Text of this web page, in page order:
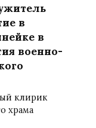
в
в
военно-
клирик
храма